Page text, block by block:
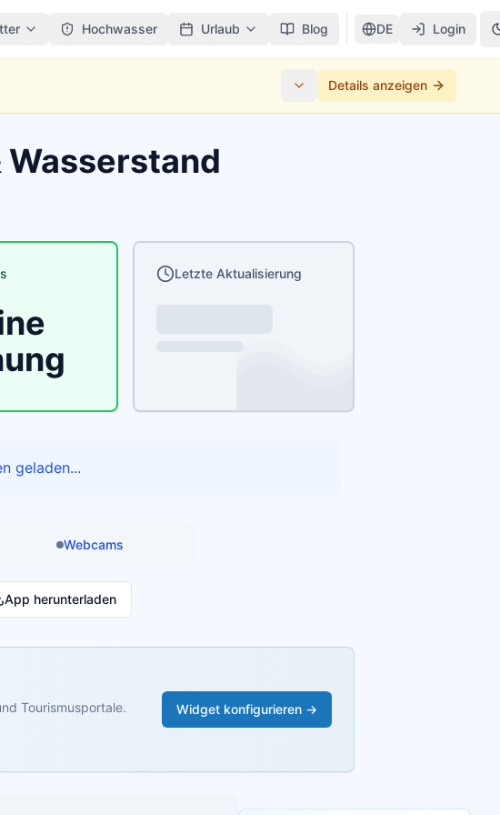
Hochwasser Urlaub Blog DE Login
Details anzeigen
Letzte Aktualisierung
geladen...
Webcams
App herunterladen
Tourismusportale. Widget konfigurieren →